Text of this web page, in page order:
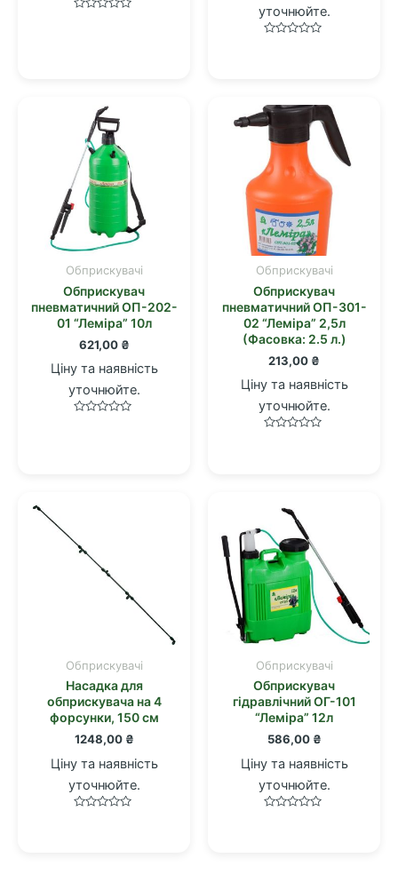
уточнюйте.
Обприскувачі
Обприскувач
пневматичний ОП-202-
01 “Леміра” 10л
621,00 ₴
Ціну та наявність
уточнюйте.
Обприскувачі
Обприскувач
пневматичний ОП-301-
02 “Лемiра” 2,5л
(Фасовка: 2.5 л.)
213,00 ₴
Ціну та наявність
уточнюйте.
Обприскувачі
Насадка для
обприскувача на 4
форсунки, 150 см
1248,00 ₴
Ціну та наявність
уточнюйте.
Обприскувачі
Обприскувач
гідравлічний ОГ-101
“Лемiра” 12л
586,00 ₴
Ціну та наявність
уточнюйте.